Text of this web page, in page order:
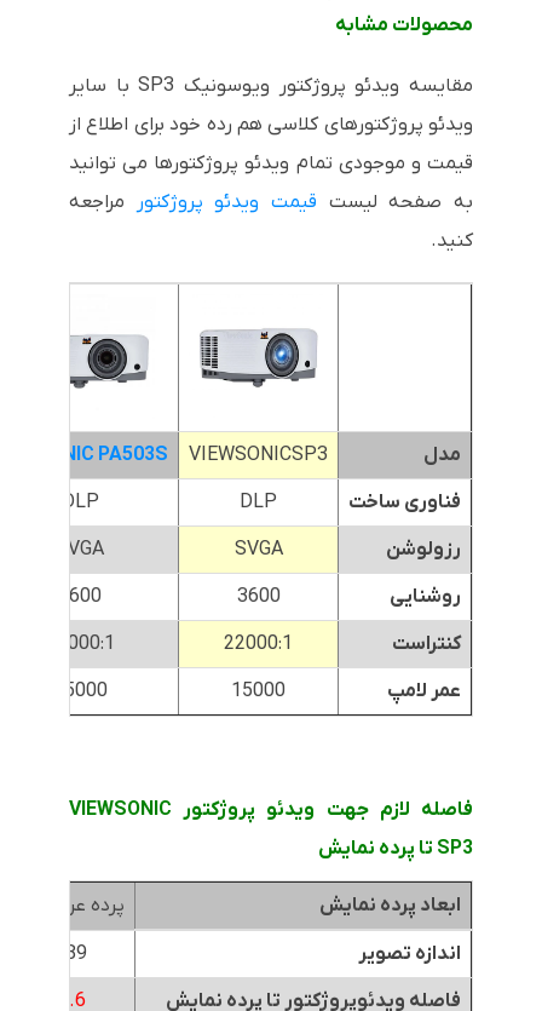
محصولات مشابه
مقایسه ویدئو پروژکتور ویوسونیک SP3 با سایر
ویدئو پروژکتورهای کلاسی هم رده خود برای اطلاع از
قیمت و موجودی تمام ویدئو پروژکتورها می توانید
به صفحه لیست قیمت ویدئو پروژکتور
مراجعه
کنید.
مدل VIEWSONICSP3
PA503S
فناوری ساخت
DLP
DLP
رزولوشن
SVGA
SVGA
روشنایی
3600
3600
کنتراست
22000:1
22000:1
عمر لامپ
15000
15000
فاصله لازم جهت ویدئو پروژکتور VIEWSONIC
SP3 تا پرده نمایش
ابعاد پرده نمایش
پرده عرض 1.8متر
اندازه تصویر
89 اینچ
فاصله ویدئوپروژکتور تا پرده نمایش
4.6